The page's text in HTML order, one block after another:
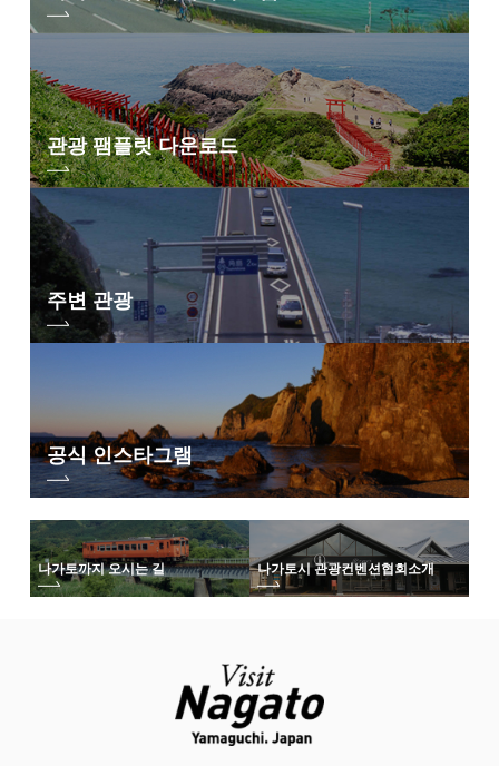
관광 팸플릿 다운로드
주변 관광
공식 인스타그램
나가토까지 오시는 길 나가토시 관광컨벤션협회소개